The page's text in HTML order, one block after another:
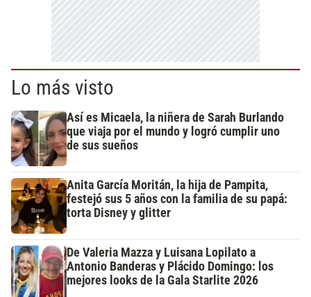
Lo más visto
Así es Micaela, la niñera de Sarah Burlando
que viaja por el mundo y logró cumplir uno
de sus sueños
Anita García Moritán, la hija de Pampita,
festejó sus 5 años con la familia de su papá:
torta Disney y glitter
De Valeria Mazza y Luisana Lopilato a
Antonio Banderas y Plácido Domingo: los
mejores looks de la Gala Starlite 2026